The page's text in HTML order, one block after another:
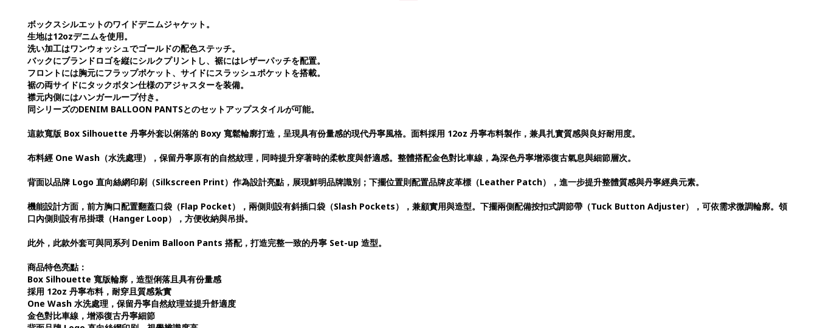
ボックスシルエットのワイドデニムジャケット。
生地は12ozデニムを使用。
洗い加工はワンウォッシュでゴールドの配色ステッチ。
バックにブランドロゴを縦にシルクプリントし、裾にはレザーパッチを配置。
フロントには胸元にフラップポケット、サイドにスラッシュポケットを搭載。
裾の両サイドにタックボタン仕様のアジャスターを装備。
襟元内側にはハンガーループ付き。
同シリーズのDENIM BALLOON PANTSとのセットアップスタイルが可能。
這款寬版 Box Silhouette 丹寧外套以俐落的 Boxy 寬鬆輪廓打造，呈現具有份量感的現代丹寧風格。面料採用 12oz 丹寧布料製作，兼具扎實質感與良好耐用度。
布料經 One Wash（水洗處理），保留丹寧原有的自然紋理，同時提升穿著時的柔軟度與舒適感。整體搭配金色對比車線，為深色丹寧增添復古氣息與細節層次。
背面以品牌 Logo 直向絲網印刷（Silkscreen Print）作為設計亮點，展現鮮明品牌識別；下擺位置則配置品牌皮革標（Leather Patch），進一步提升整體質感與丹寧經典元素。
機能設計方面，前方胸口配置翻蓋口袋（Flap Pocket），兩側則設有斜插口袋（Slash Pockets），兼顧實用與造型。下擺兩側配備按扣式調節帶（Tuck Button Adjuster），可依需求微調輪廓。領
口內側則設有吊掛環（Hanger Loop），方便收納與吊掛。
此外，此款外套可與同系列 Denim Balloon Pants 搭配，打造完整一致的丹寧 Set-up 造型。
商品特色亮點：
Box Silhouette 寬版輪廓，造型俐落且具有份量感
採用 12oz 丹寧布料，耐穿且質感紮實
One Wash 水洗處理，保留丹寧自然紋理並提升舒適度
金色對比車線，增添復古丹寧細節